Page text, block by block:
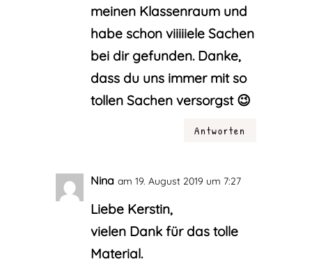
meinen Klassenraum und
habe schon viiiiiele Sachen
bei dir gefunden. Danke,
dass du uns immer mit so
tollen Sachen versorgst 😉
Antworten
Nina am 19. August 2019 um 7:27
Liebe Kerstin,
vielen Dank für das tolle
Material.